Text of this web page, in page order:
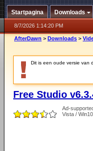
Startpagina Downloads
8/7/2026 1:14:20 PM
AfterDawn > Downloads >
Dit is een oude versie van
Free Studio
Ad-
Vista /